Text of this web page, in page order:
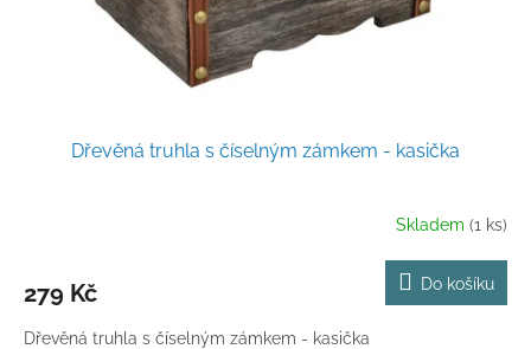
Dřevěná truhla s číselným zámkem - kasička
Skladem (1 ks)
279 Kč Do košíku
Dřevěná truhla s číselným zámkem - kasička